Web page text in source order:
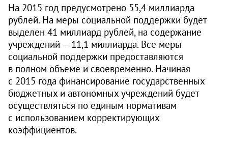
На 2015 год предусмотрено 55,4 миллиарда
рублей. На меры социальной поддержки будет
выделен 41 миллиард рублей, на содержание
учреждений — 11,1 миллиарда. Все меры
социальной поддержки предоставляются
в полном объеме и своевременно. Начиная
с 2015 года финансирование государственных
бюджетных и автономных учреждений будет
осуществляться по единым нормативам
с использованием корректирующих
коэффициентов.